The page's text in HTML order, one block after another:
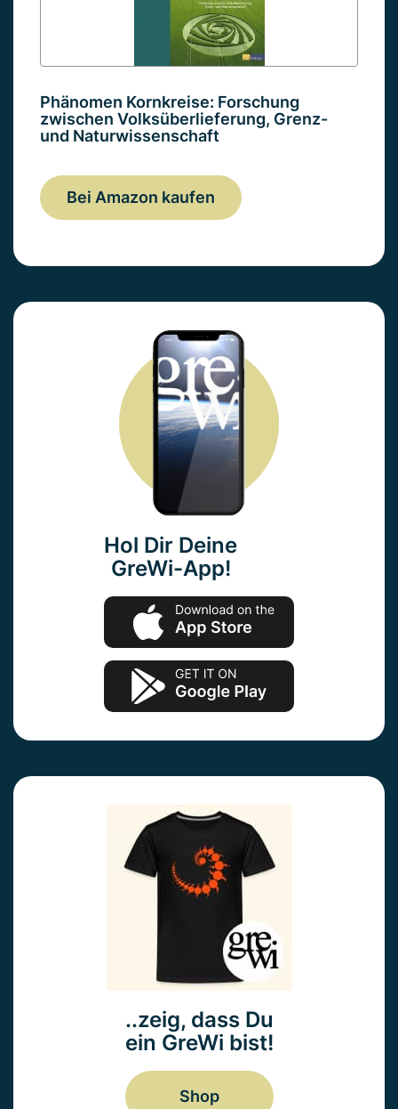
Phänomen Kornkreise: Forschung
zwischen Volksüberlieferung, Grenz-
und Naturwissenschaft
Bei Amazon kaufen
Hol Dir Deine
GreWi-App!
..zeig, dass Du
ein GreWi bist!
Shop